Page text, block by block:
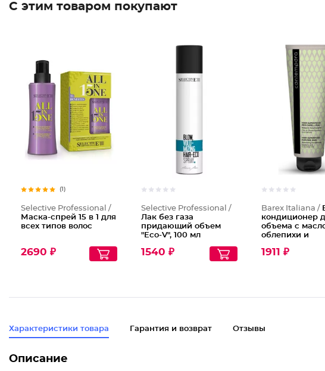
С этим товаром покупают
(1)
Selective Professional /
Маска-спрей 15 в 1 для
всех типов волос
2690 ₽
Selective Professional /
Лак без газа
придающий объем
"Eco-V", 100 мл
1540 ₽
Barex Italiana /
кондиционер
объема с
облепихи и
Contempora,
1911 ₽
Характеристики товара Гарантия и возврат Отзывы
Описание